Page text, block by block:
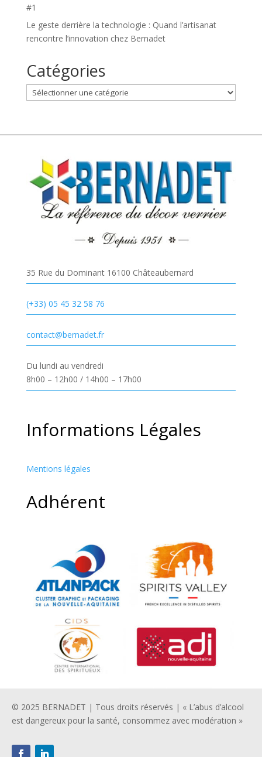
#1
Le geste derrière la technologie : Quand l’artisanat
rencontre l’innovation chez Bernadet
Catégories
Catégories
35 Rue du Dominant 16100 Châteaubernard
(+33) 05 45 32 58 76
contact@bernadet.fr
Du lundi au vendredi
8h00 – 12h00 / 14h00 – 17h00
Informations Légales
Mentions légales
Adhérent
© 2025 BERNADET | Tous droits réservés | « L’abus d’alcool
est dangereux pour la santé, consommez avec modération »